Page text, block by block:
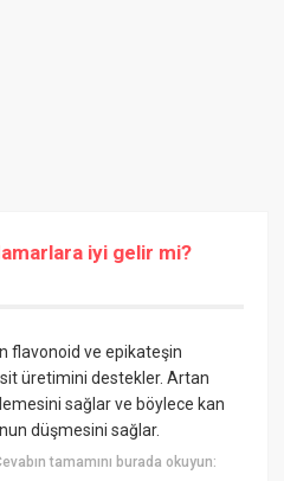
iyi gelir mi?
flavonoid ve epikateşin
üretimini destekler. Artan
sağlar ve böylece kan
düşmesini sağlar.
tamamını burada okuyun: